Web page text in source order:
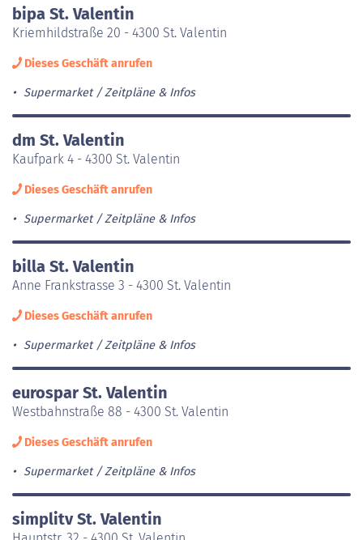
bipa St. Valentin
Kriemhildstraße 20 - 4300 St. Valentin
Dieses Geschäft anrufen
Supermarket Zeitpläne & Infos
dm St. Valentin
Kaufpark 4 - 4300 St. Valentin
Dieses Geschäft anrufen
Supermarket Zeitpläne & Infos
billa St. Valentin
Anne Frankstrasse 3 - 4300 St. Valentin
Dieses Geschäft anrufen
Supermarket Zeitpläne & Infos
eurospar St. Valentin
Westbahnstraße 88 - 4300 St. Valentin
Dieses Geschäft anrufen
Supermarket Zeitpläne & Infos
simplitv St. Valentin